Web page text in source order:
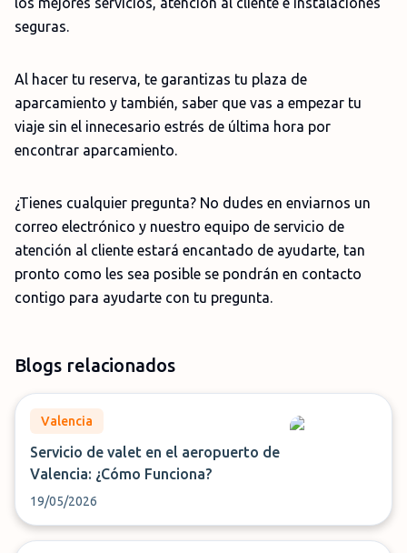
seguras.
Al hacer tu reserva, te garantizas tu plaza de
aparcamiento y también, saber que vas a empezar tu
viaje sin el innecesario estrés de última hora por
encontrar aparcamiento.
¿Tienes cualquier pregunta? No dudes en enviarnos un
correo electrónico y nuestro equipo de servicio de
atención al cliente estará encantado de ayudarte, tan
pronto como les sea posible se pondrán en contacto
contigo para ayudarte con tu pregunta.
Blogs relacionados
Valencia
Servicio de valet en el aeropuerto de
Valencia: ¿Cómo Funciona?
19/05/2026